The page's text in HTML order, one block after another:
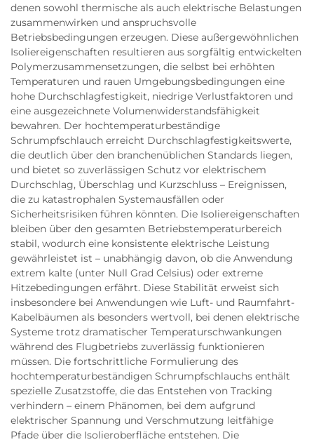
denen sowohl thermische als auch elektrische Belastungen
zusammenwirken und anspruchsvolle
Betriebsbedingungen erzeugen. Diese außergewöhnlichen
Isoliereigenschaften resultieren aus sorgfältig entwickelten
Polymerzusammensetzungen, die selbst bei erhöhten
Temperaturen und rauen Umgebungsbedingungen eine
hohe Durchschlagfestigkeit, niedrige Verlustfaktoren und
eine ausgezeichnete Volumenwiderstandsfähigkeit
bewahren. Der hochtemperaturbeständige
Schrumpfschlauch erreicht Durchschlagfestigkeitswerte,
die deutlich über den branchenüblichen Standards liegen,
und bietet so zuverlässigen Schutz vor elektrischem
Durchschlag, Überschlag und Kurzschluss – Ereignissen,
die zu katastrophalen Systemausfällen oder
Sicherheitsrisiken führen könnten. Die Isoliereigenschaften
bleiben über den gesamten Betriebstemperaturbereich
stabil, wodurch eine konsistente elektrische Leistung
gewährleistet ist – unabhängig davon, ob die Anwendung
extrem kalte (unter Null Grad Celsius) oder extreme
Hitzebedingungen erfährt. Diese Stabilität erweist sich
insbesondere bei Anwendungen wie Luft- und Raumfahrt-
Kabelbäumen als besonders wertvoll, bei denen elektrische
Systeme trotz dramatischer Temperaturschwankungen
während des Flugbetriebs zuverlässig funktionieren
müssen. Die fortschrittliche Formulierung des
hochtemperaturbeständigen Schrumpfschlauchs enthält
spezielle Zusatzstoffe, die das Entstehen von Tracking
verhindern – einem Phänomen, bei dem aufgrund
elektrischer Spannung und Verschmutzung leitfähige
Pfade über die Isolieroberfläche entstehen. Die